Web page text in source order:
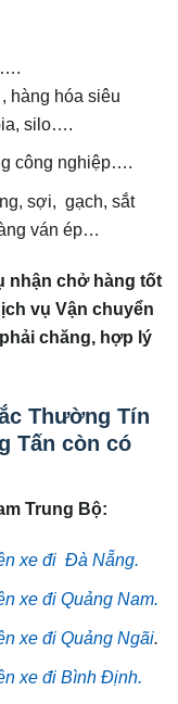
hàng hóa siêu
silo….
công nghiệp….
sợi, gạch, sắt
ván ép…
nhận chở hàng tốt
vụ Vận chuyển
chăng, hợp lý
Thường Tín
Tấn còn có
Trung Bộ:
xe đi Đà Nẵng.
xe đi Quảng Nam.
xe đi Quảng Ngãi.
xe đi Bình Định.